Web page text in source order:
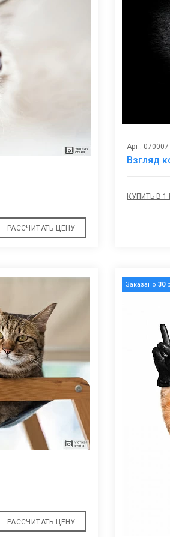
избранное
РАССЧИТАТЬ ЦЕНУ
Арт.: 070007
Взгляд
КУПИТЬ В 1
РАССЧИТАТЬ ЦЕНУ
Заказано30